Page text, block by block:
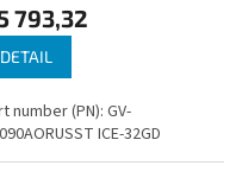
793,32
DETAIL
number (PN): GV-
ICE-32GD